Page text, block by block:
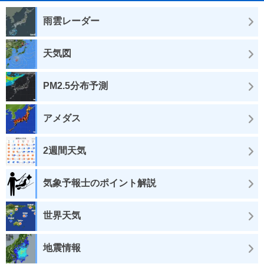
雨雲レーダー
天気図
PM2.5分布予測
アメダス
2週間天気
気象予報士のポイント解説
世界天気
地震情報